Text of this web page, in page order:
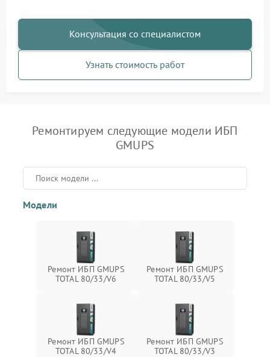
Консультация со специалистом
Узнать стоимость работ
Ремонтируем следующие модели ИБП
GMUPS
Модели
Ремонт ИБП GMUPS
TOTAL 80/33/V6
Ремонт ИБП GMUPS
TOTAL 80/33/V5
Ремонт ИБП GMUPS
TOTAL 80/33/V4
Ремонт ИБП GMUPS
TOTAL 80/33/V3